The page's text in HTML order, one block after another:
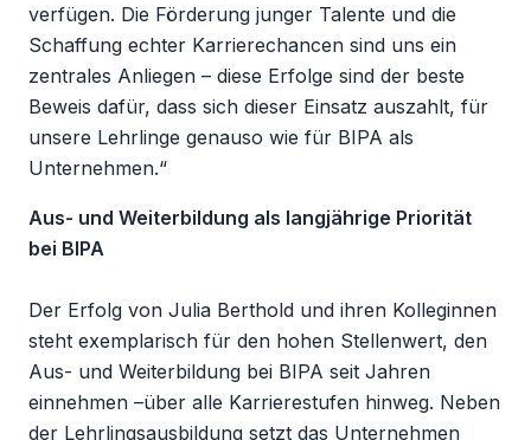
verfügen. Die Förderung junger Talente und die
Schaffung echter Karrierechancen sind uns ein
zentrales Anliegen – diese Erfolge sind der beste
Beweis dafür, dass sich dieser Einsatz auszahlt, für
unsere Lehrlinge genauso wie für BIPA als
Unternehmen.“
Aus- und Weiterbildung als langjährige Priorität
bei BIPA
Der Erfolg von Julia Berthold und ihren Kolleginnen
steht exemplarisch für den hohen Stellenwert, den
Aus- und Weiterbildung bei BIPA seit Jahren
einnehmen –über alle Karrierestufen hinweg. Neben
der Lehrlingsausbildung setzt das Unternehmen